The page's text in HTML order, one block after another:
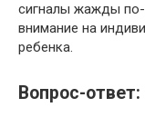
сигналы жажды
внимание на
ребенка.
Вопрос-ответ: